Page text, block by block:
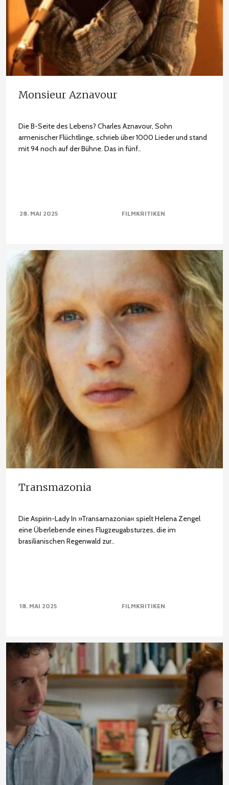
Monsieur Aznavour
Die B-Seite des Lebens? Charles Aznavour, Sohn
armenischer Flüchtlinge, schrieb über 1000 Lieder und stand
mit 94 noch auf der Bühne. Das in fünf..
28. MAI 2025 FILMKRITIKEN
Transmazonia
Die Aspirin-Lady In »Transamazonia« spielt Helena Zengel
eine Überlebende eines Flugzeugabsturzes, die im
brasilianischen Regenwald zur..
18. MAI 2025 FILMKRITIKEN